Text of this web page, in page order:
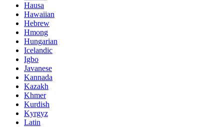
Hausa
Hawaiian
Hebrew
Hmong
Hungarian
Icelandic
Igbo
Javanese
Kannada
Kazakh
Khmer
Kurdish
Kyrgyz
Latin